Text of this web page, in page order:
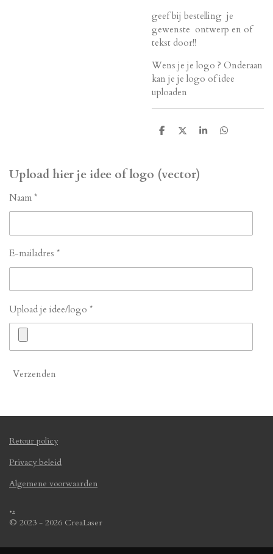
geef bij bestelling je
gewenste ontwerp en of
tekst door!!
Wens je je logo ? Onderaan
kan je je logo of idee
uploaden
D
n
D
S
D
Upload hier je idee of logo (vector)
Naam *
E-mailadres *
Upload je idee/logo *
Verzenden
Retour policy
Privacy beleid
Algemene voorwaarden
..
© 2023 - 2026 CreaLaser